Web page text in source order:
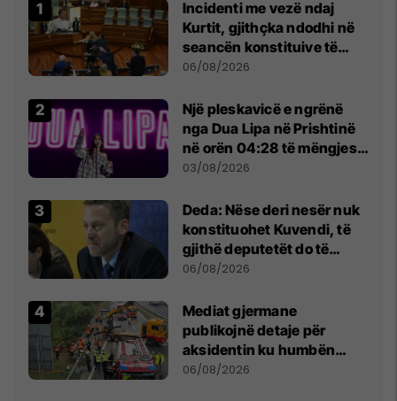
Incidenti me vezë ndaj
Kurtit, gjithçka ndodhi në
seancën konstituive të
Kuvendit
06/08/2026
Një pleskavicë e ngrënë
nga Dua Lipa në Prishtinë
në orën 04:28 të mëngjesit
- dhe bota digjitale serbe
03/08/2026
Deda: Nëse deri nesër nuk
konstituohet Kuvendi, të
gjithë deputetët do të
bëjnë shkelje të rëndë
06/08/2026
Mediat gjermane
publikojnë detaje për
aksidentin ku humbën
jetën tre mërgimtarë nga
06/08/2026